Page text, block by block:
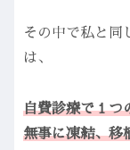
その中で私と
は、
自費診療で１つ
無事に凍結、移